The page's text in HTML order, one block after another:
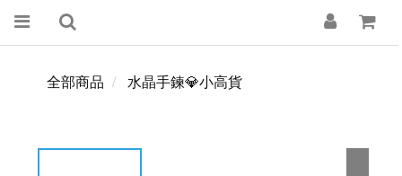
全部商品 水晶手鍊💎小高貨